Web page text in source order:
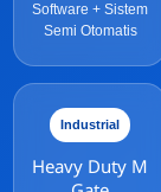
Software + Sistem
Semi Otomatis
Industrial
Heavy Duty M